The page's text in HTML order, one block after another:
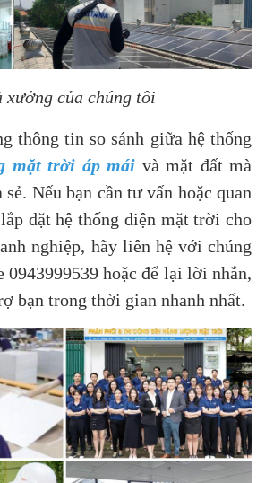
xưởng của chúng tôi
thông tin so sánh giữa hệ thống
mặt trời áp mái và mặt đất mà
Nếu bạn cần tư vấn hoặc quan
đặt hệ thống điện mặt trời cho
nghiệp, hãy liên hệ với chúng
0943999539 hoặc để lại lời nhắn,
bạn trong thời gian nhanh nhất.